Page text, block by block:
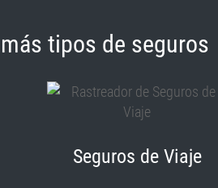
tipos de seguros
Seguros de Viaje